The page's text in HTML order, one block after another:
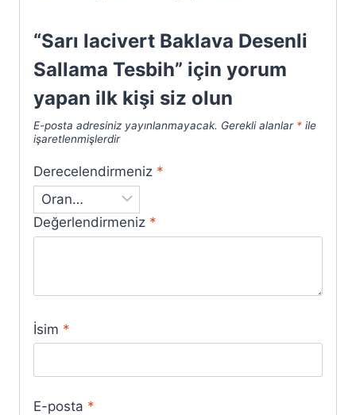
“Sarı lacivert Baklava Desenli
Sallama Tesbih” için yorum
yapan ilk kişi siz olun
E-posta adresiniz yayınlanmayacak. Gerekli alanlar * ile
işaretlenmişlerdir
Derecelendirmeniz *
Değerlendirmeniz *
İsim *
E-posta *